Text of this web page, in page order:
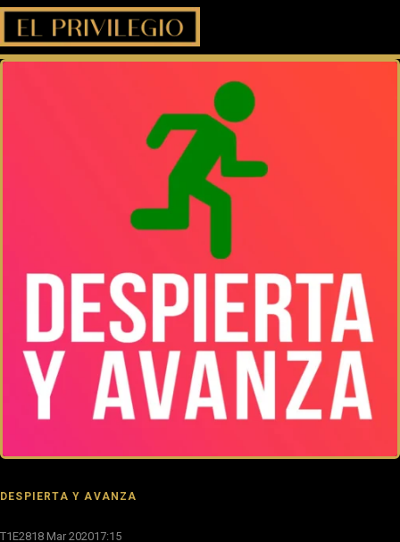
DESPIERTA Y AVANZA
T1E2818 Mar 202017:15